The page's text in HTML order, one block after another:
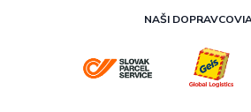
NAŠI